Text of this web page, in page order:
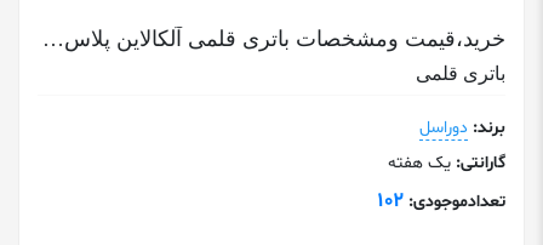
خرید،قیمت ومشخصات باتری قلمی آلکالاین پلاس دوراسل Duracell Plus
باتری قلمی
برند: دوراسل
گارانتی: یک هفته
تعدادموجودی: 102